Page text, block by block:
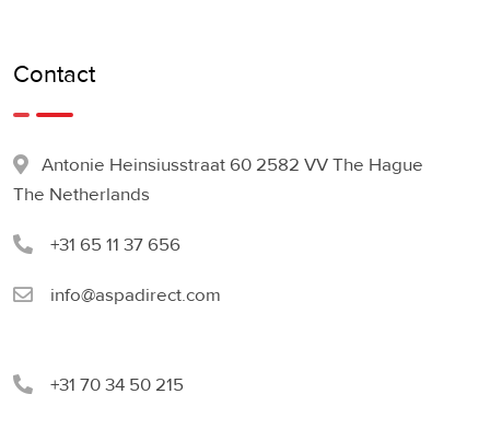
Contact
Antonie Heinsiusstraat 60 2582 VV The Hague
The Netherlands
+31 65 11 37 656
info@aspadirect.com
+31 70 34 50 215